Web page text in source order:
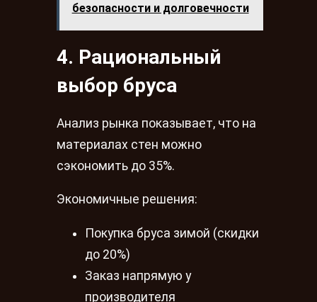
безопасности и долговечности
4. Рациональный
выбор бруса
Анализ рынка показывает, что на
материалах стен можно
сэкономить до 35%.
Экономичные решения:
Покупка бруса зимой (скидки
до 20%)
Заказ напрямую у
производителя